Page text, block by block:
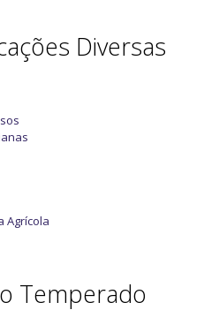
Diversas
Agrícola
Temperado